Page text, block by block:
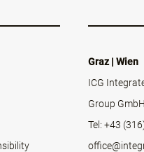
Graz | Wien
ICG
Group GmbH
Tel: +43